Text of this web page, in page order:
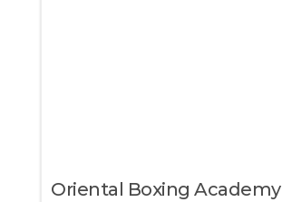
Oriental Boxing Academy